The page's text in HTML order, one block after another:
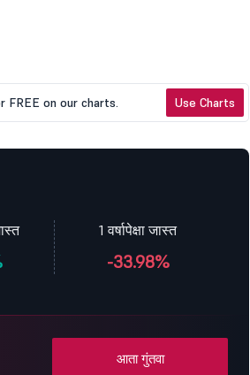
FREE on our charts. Use Charts
1 वर्षापेक्षा जास्त
-33.98%
आता गुंतवा